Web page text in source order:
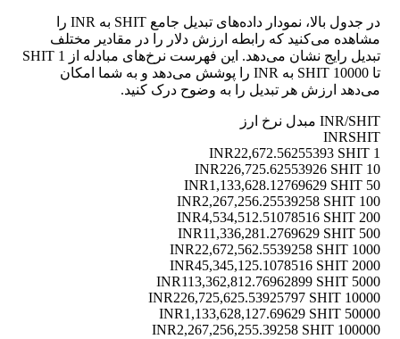
در جدول بالا، نمودار داده‌های تبدیل جامع SHIT به INR را
مشاهده می‌کنید که رابطه ارزش دلار را در مقادیر مختلف
تبدیل رایج نشان می‌دهد. این فهرست نرخ‌های مبادله از 1 SHIT
تا 10000 SHIT به INR را پوشش می‌دهد و به شما امکان
می‌دهد ارزش هر تبدیل را به وضوح درک کنید.
INR/SHIT مبدل نرخ ارز
INRSHIT
1 INR
22,672.56255393 SHIT
10 INR
226,725.62553926 SHIT
50 INR
1,133,628.12769629 SHIT
100 INR
2,267,256.25539258 SHIT
200 INR
4,534,512.51078516 SHIT
500 INR
11,336,281.2769629 SHIT
1000 INR
22,672,562.5539258 SHIT
2000 INR
45,345,125.1078516 SHIT
5000 INR
113,362,812.76962899 SHIT
10000 INR
226,725,625.53925797 SHIT
50000 INR
1,133,628,127.69629 SHIT
100000 INR
2,267,256,255.39258 SHIT